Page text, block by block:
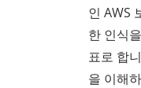
인 AWS
한 인식
표로 합
을 이해